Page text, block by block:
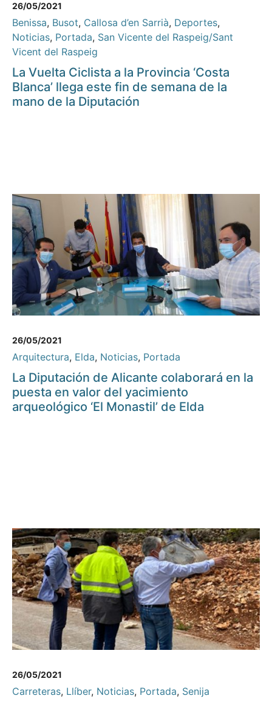
26/05/2021
Benissa, Busot, Callosa d’en Sarrià, Deportes,
Noticias, Portada, San Vicente del Raspeig/Sant
Vicent del Raspeig
La Vuelta Ciclista a la Provincia ‘Costa
Blanca’ llega este fin de semana de la
mano de la Diputación
26/05/2021
Arquitectura, Elda, Noticias, Portada
La Diputación de Alicante colaborará en la
puesta en valor del yacimiento
arqueológico ‘El Monastil’ de Elda
26/05/2021
Carreteras, Llíber, Noticias, Portada, Senija